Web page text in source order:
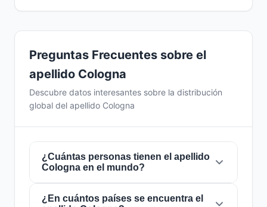
Preguntas Frecuentes sobre el
apellido Cologna
Descubre datos interesantes sobre la distribución
global del apellido Cologna
¿Cuántas personas tienen el apellido
Cologna en el mundo?
Actualmente hay aproximadamente669
¿En cuántos países se encuentra el